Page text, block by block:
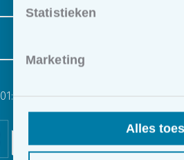
Statistieken
Marketing
Alles
gecertificeerd